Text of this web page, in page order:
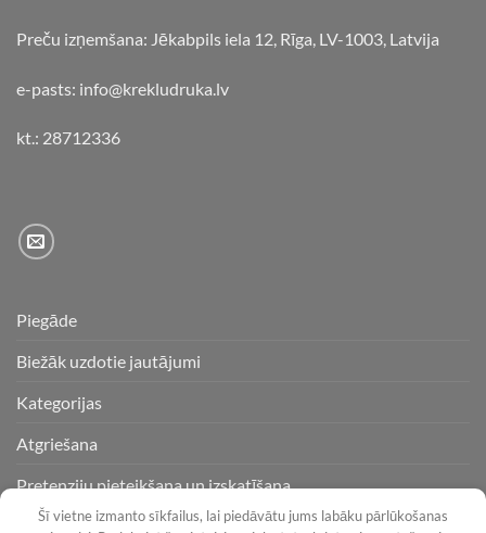
Preču izņemšana: Jēkabpils iela 12, Rīga, LV-1003, Latvija
e-pasts: info@krekludruka.lv
kt.: 28712336
Piegāde
Biežāk uzdotie jautājumi
Kategorijas
Atgriešana
Pretenziju pieteikšana un izskatīšana
Šī vietne izmanto sīkfailus, lai piedāvātu jums labāku pārlūkošanas